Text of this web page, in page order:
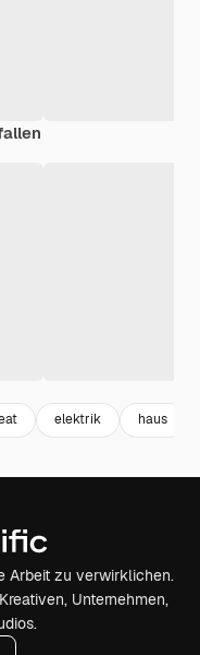
elektrik haus
Arbeit zu verwirklichen.
Unternehmen,